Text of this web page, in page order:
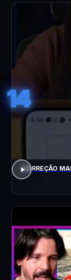
14
CORREÇÃO